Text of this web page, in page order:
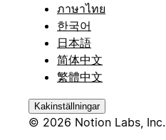
ภาษาไทย
한국어
日本語
简体中文
繁體中文
Kakinställningar
© 2026 Notion Labs, Inc.